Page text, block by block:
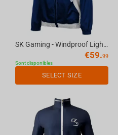
SK Gaming - Windproof Light Jacket, S
€59.99
Sont disponibles
SELECT SIZE